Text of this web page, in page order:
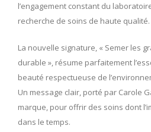
l’engagement constant du
recherche de soins de haute qualité.
La nouvelle signature, « Semer les
durable », résume parfaitement
beauté respectueuse de
Un message clair, porté par Carole
marque, pour offrir des soins dont
dans le temps.